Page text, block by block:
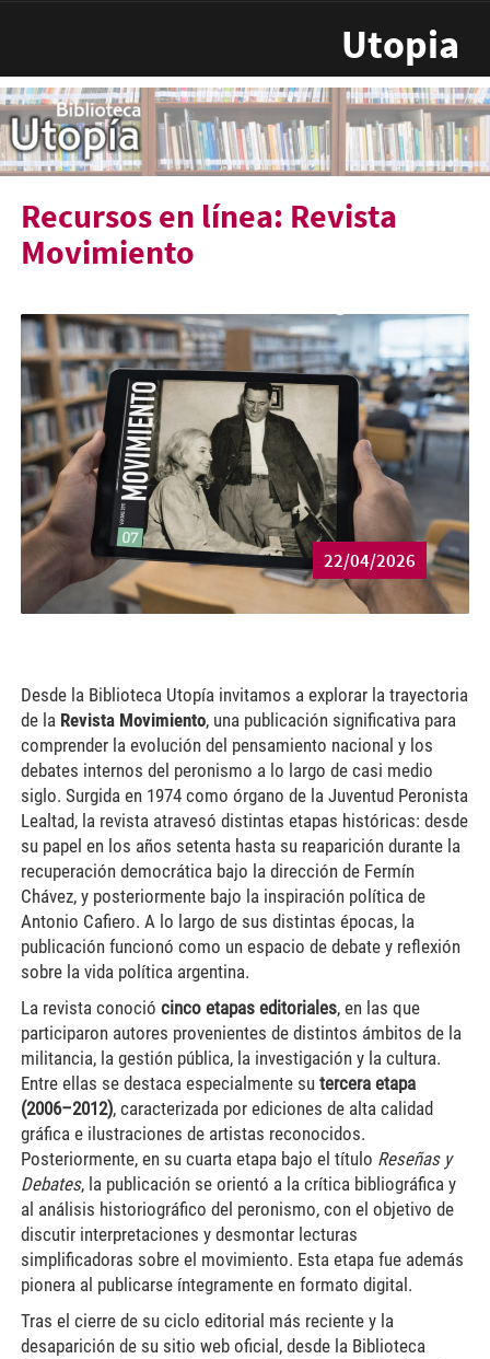
Utopia
Recursos en línea: Revista
Movimiento
22/04/2026
Desde la Biblioteca Utopía invitamos a explorar la trayectoria
de la Revista Movimiento, una publicación significativa para
comprender la evolución del pensamiento nacional y los
debates internos del peronismo a lo largo de casi medio
siglo. Surgida en 1974 como órgano de la Juventud Peronista
Lealtad, la revista atravesó distintas etapas históricas: desde
su papel en los años setenta hasta su reaparición durante la
recuperación democrática bajo la dirección de Fermín
Chávez, y posteriormente bajo la inspiración política de
Antonio Cafiero. A lo largo de sus distintas épocas, la
publicación funcionó como un espacio de debate y reflexión
sobre la vida política argentina.
La revista conoció cinco etapas editoriales, en las que
participaron autores provenientes de distintos ámbitos de la
militancia, la gestión pública, la investigación y la cultura.
Entre ellas se destaca especialmente su tercera etapa
(2006–2012), caracterizada por ediciones de alta calidad
gráfica e ilustraciones de artistas reconocidos.
Posteriormente, en su cuarta etapa bajo el título Reseñas y
Debates, la publicación se orientó a la crítica bibliográfica y
al análisis historiográfico del peronismo, con el objetivo de
discutir interpretaciones y desmontar lecturas
simplificadoras sobre el movimiento. Esta etapa fue además
pionera al publicarse íntegramente en formato digital.
Tras el cierre de su ciclo editorial más reciente y la
desaparición de su sitio web oficial, desde la Biblioteca